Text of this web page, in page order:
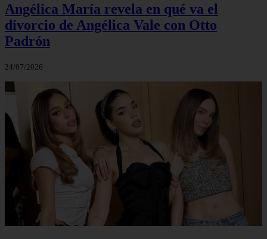
Angélica María revela en qué va el
divorcio de Angélica Vale con Otto
Padrón
24/07/2026